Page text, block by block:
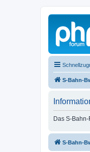
S-Bahn-
Das S-
S-Bahn-